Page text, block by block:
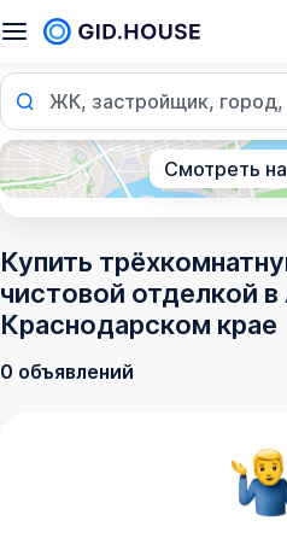
ЖК, застройщик,
Смотреть
Купить
чистовой отделкой в
Краснодарском крае
0 объявлений